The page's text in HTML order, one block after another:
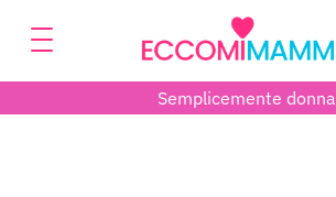
Semplicemente donna